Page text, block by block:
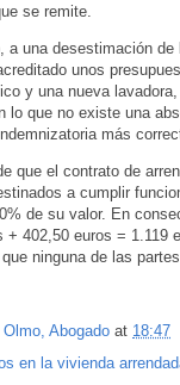
se remite.
a una desestimación
unos
y una nueva
lo que no existe una
más
que el contrato de
a cumplir
de su valor. En
402,50 euros = 1.119
ninguna de las
Abogado at 18:47
en la vivienda